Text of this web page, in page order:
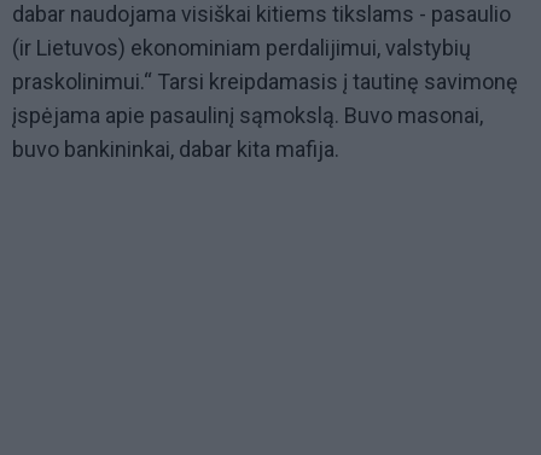
dabar naudojama visiškai kitiems tikslams - pasaulio
(ir Lietuvos) ekonominiam perdalijimui, valstybių
praskolinimui.“ Tarsi kreipdamasis į tautinę savimonę
įspėjama apie pasaulinį sąmokslą. Buvo masonai,
buvo bankininkai, dabar kita mafija.